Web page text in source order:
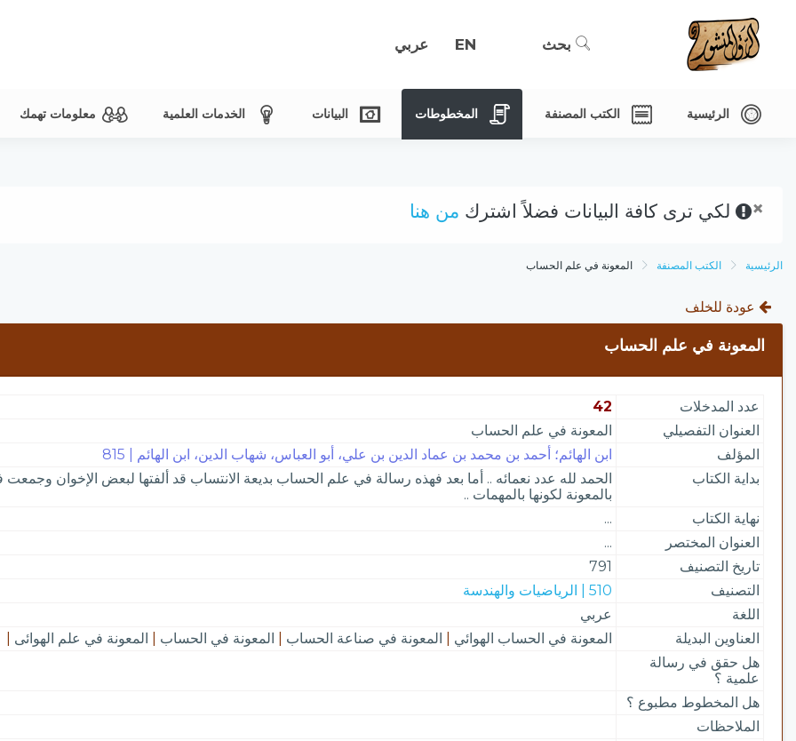
بحث EN عربي
الرئيسية الكتب المصنفة المخطوطات البيانات الخدمات العلمية معلومات تهمك
× لكي ترى كافة البيانات فضلاً اشترك من هنا
الرئيسية الكتب المصنفة المعونة في علم الحساب
عودة للخلف
المعونة في علم الحساب
عدد المدخلات
42
العنوان التفصيلي
المعونة في علم الحساب
المؤلف
ابن الهائم؛ أحمد بن محمد بن عماد الدين بن علي، أبو العباس، شهاب الدين، ابن الهائم | 815
بداية الكتاب
الحمد لله عدد نعمائه .. أما بعد فهذه رسالة في علم الحساب بديعة الانتساب قد ألفتها لبعض الإخوان
بالمعونة لكونها بالمهمات ..
نهاية الكتاب
...
العنوان المختصر
...
تاريخ التصنيف
791
التصنيف
510 | الرياضيات والهندسة
اللغة
عربي
العناوين البديلة
المعونة في الحساب الهوائي المعونة في صناعة الحساب المعونة في الحساب المعونة في علم الهوائى
هل حقق في رسالة
علمية ؟
هل المخطوط مطبوع ؟
الملاحظات